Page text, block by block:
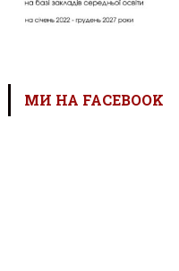
МИ НА FACEBOOK